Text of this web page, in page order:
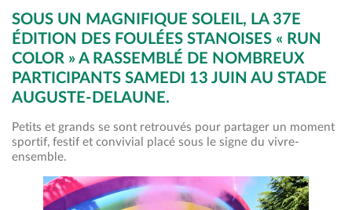
SOUS UN MAGNIFIQUE SOLEIL, LA 37E
ÉDITION DES FOULÉES STANOISES « RUN
COLOR » A RASSEMBLÉ DE NOMBREUX
PARTICIPANTS SAMEDI 13 JUIN AU STADE
AUGUSTE-DELAUNE.
Petits et grands se sont retrouvés pour partager un moment
sportif, festif et convivial placé sous le signe du vivre-
ensemble.